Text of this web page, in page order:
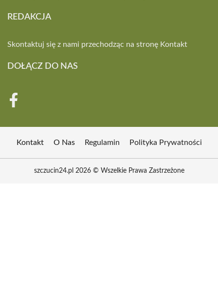
REDAKCJA
Skontaktuj się z nami przechodząc na stronę Kontakt
DOŁĄCZ DO NAS
Kontakt O Nas Regulamin Polityka Prywatności
szczucin24.pl 2026 © Wszelkie Prawa Zastrzeżone